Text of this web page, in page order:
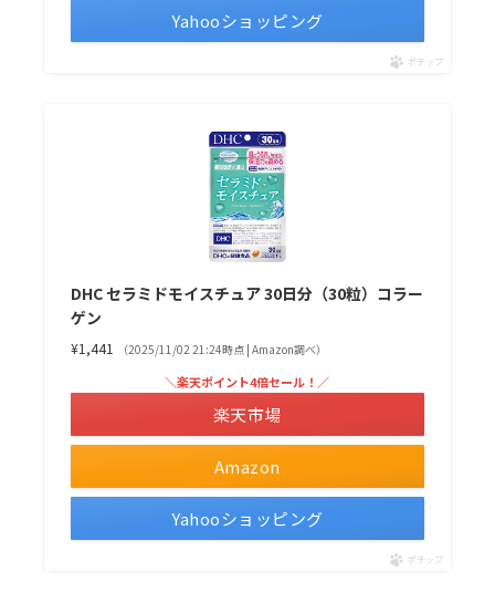
Yahooショッピング
ポチップ
DHC セラミドモイスチュア 30日分（30粒）コラー
ゲン
¥1,441 （2025/11/02 21:24時点 | Amazon調べ）
Amazon
＼楽天ポイント4倍セール！／
楽天市場
Yahooショッピング
ポチップ